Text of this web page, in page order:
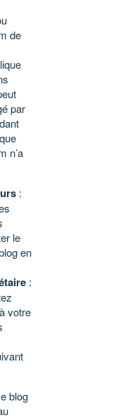
de
par
n’a
:
le
en
:
votre
blog